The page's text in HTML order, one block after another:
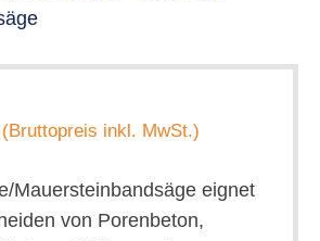
inkl. MwSt.)
Mauersteinbandsäge eignet
von Porenbeton,